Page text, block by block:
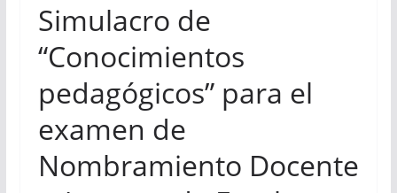
Simulacro de
“Conocimientos
pedagógicos” para el
examen de
Nombramiento Docente